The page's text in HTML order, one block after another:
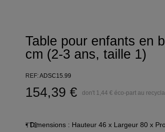
Table pour enfants en
cm (2-3 ans, taille 1)
REF ADSC15.99
154,39 € don't 1,44 € éco-part au
TTC
• Dimensions : Hauteur 46 x Largeur 80 x